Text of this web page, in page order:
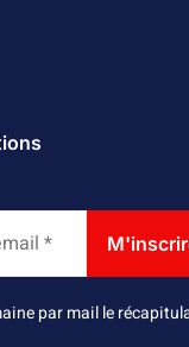
par mail le